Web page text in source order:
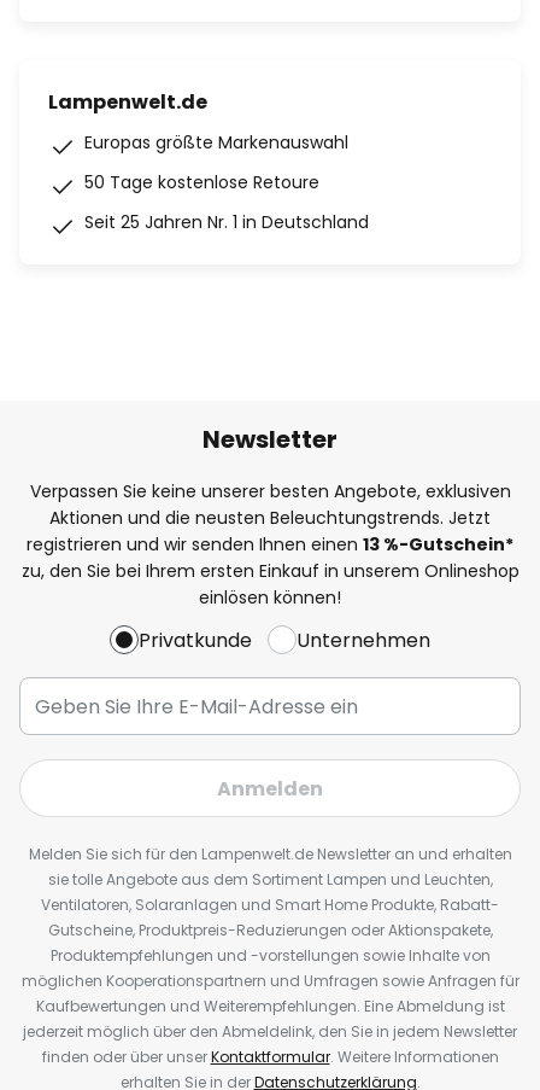
Lampenwelt.de
Europas größte Markenauswahl
50 Tage kostenlose Retoure
Seit 25 Jahren Nr. 1 in Deutschland
Newsletter
Verpassen Sie keine unserer besten Angebote, exklusiven
Aktionen und die neusten Beleuchtungstrends. Jetzt
registrieren und wir senden Ihnen einen 13 %-Gutschein*
zu, den Sie bei Ihrem ersten Einkauf in unserem Onlineshop
einlösen können!
Privatkunde Unternehmen
Anmelden
Melden Sie sich für den Lampenwelt.de Newsletter an und erhalten
sie tolle Angebote aus dem Sortiment Lampen und Leuchten,
Ventilatoren, Solaranlagen und Smart Home Produkte, Rabatt-
Gutscheine, Produktpreis-Reduzierungen oder Aktionspakete,
Produktempfehlungen und -vorstellungen sowie Inhalte von
möglichen Kooperationspartnern und Umfragen sowie Anfragen für
Kaufbewertungen und Weiterempfehlungen. Eine Abmeldung ist
jederzeit möglich über den Abmeldelink, den Sie in jedem Newsletter
finden oder über unserKontaktformular. Weitere Informationen
erhalten Sie in derDatenschutzerklärung.